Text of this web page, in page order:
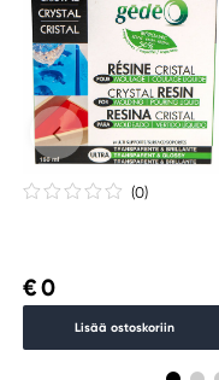
(0)
€ 0
Lisää ostoskoriin